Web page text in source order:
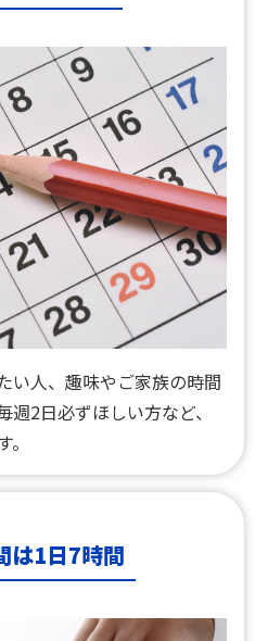
い人、趣味やご家族の時間
2日必ずほしい方など、
は1日7時間